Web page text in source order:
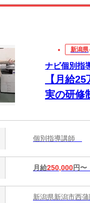
新潟県
ナビ個別指
【月給
実の研修
個別指導講師
月給250,000円〜
新潟県新潟市西